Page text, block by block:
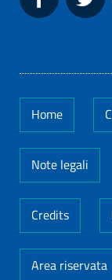
Home
Note legali
Credits
Area riservata